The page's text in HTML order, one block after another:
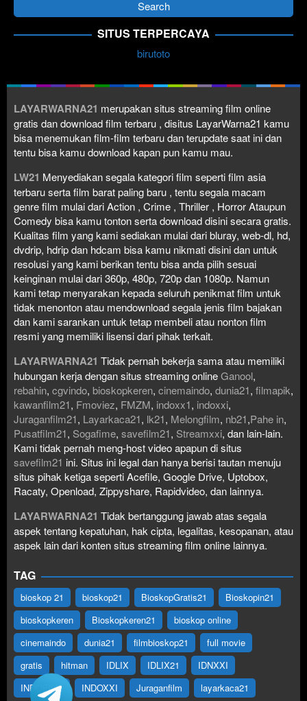
SITUS TERPERCAYA
birutoto
LAYARWARNA21 merupakan situs streaming film online
gratis dan download film terbaru , disitus LayarWarna21 kamu
bisa menemukan film-film terbaru dan terupdate saat ini dan
tentu bisa kamu download kapan pun kamu mau.
LW21 Menyediakan segala kategori film seperti film asia
terbaru serta film barat paling baru , tentu segala macam
genre film mulai dari Action , Crime , Thriller , Horror Ataupun
Comedy bisa kamu tonton serta download disini secara gratis.
Kualitas film yang kami sediakan mulai dari bluray, web-dl, hd,
dvdrip, hdrip dan hdcam bisa kamu nikmati disini dan untuk
resolusi yang kami berikan tentu bisa anda pilih sesuai
keinginan mulai dari 360p, 480p, 720p dan 1080p. Namun
kami tetap menyarakan kepada seluruh penikmat film untuk
tidak menonton atau mendownload segala jenis film bajakan
dan kami sarankan untuk tetap membeli atau nonton film
resmi yang memiliki lisensi dari pihak terkait.
LAYARWARNA21 Tidak pernah bekerja sama atau memiliki
hubungan kerja dengan situs streaming onlineGanool,
rebahin, cgvindo, bioskopkeren, cinemaindo, dunia21, filmapik,
kawanfilm21, Fmoviez, FMZM, indoxx1, indoxxi,
Juraganfilm21, Layarkaca21, lk21, Melongfilm, nb21,Pahe in,
Pusatfilm21, Sogafime, savefilm21, Streamxxi, dan lain-lain.
Kami tidak pernah meng-host video apapun di situs
savefilm21 ini. Situs ini legal dan hanya berisi tautan menuju
situs pihak ketiga seperti Acefile, Google Drive, Uptobox,
Racaty, Openload, Zippyshare, Rapidvideo, dan lainnya.
LAYARWARNA21 Tidak bertanggung jawab atas segala
aspek tentang kepatuhan, hak cipta, legalitas, kesopanan, atau
aspek lain dari konten situs streaming film online lainnya.
TAG
bioskop 21 bioskop21 BioskopGratis21
Bioskopin21
bioskopkeren
Bioskopkeren21
bioskop online
cinemaindo
dunia21 filmbioskop21
full movie
gratis
hitman IDLIX IDLIX21
IDNXXI
INDOFILM
INDOXXI Juraganfilm layarkaca21